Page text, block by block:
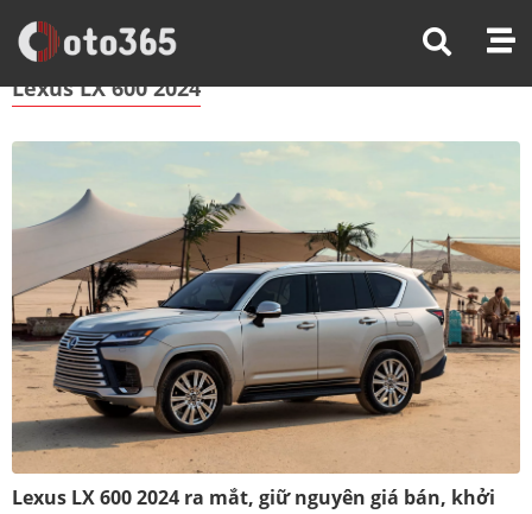
Trang Chủ Lexus LX 600 2024
Lexus LX 600 2024
Lexus LX 600 2024 ra mắt, giữ nguyên giá bán, khởi